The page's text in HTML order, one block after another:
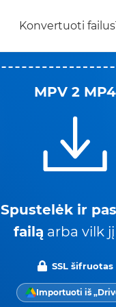
Konvertuoti failus
MPV 2 MP4
Spustelėk ir
failą arba vilk
SSL šifruotas
Importuoti iš